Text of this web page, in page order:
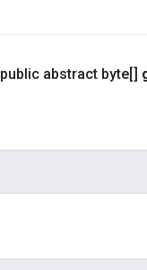
public abstract byte[]